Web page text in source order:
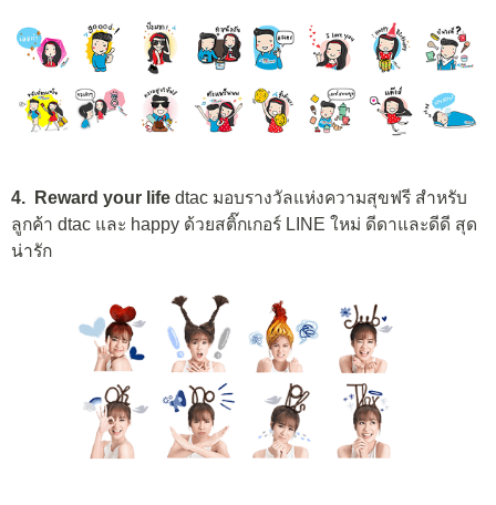
4. Reward your life dtac มอบรางวัลแห่งความสุขฟรี สำหรับ
ลูกค้า dtac และ happy ด้วยสติ๊กเกอร์ LINE ใหม่ ดีดาและดีดี สุด
น่ารัก